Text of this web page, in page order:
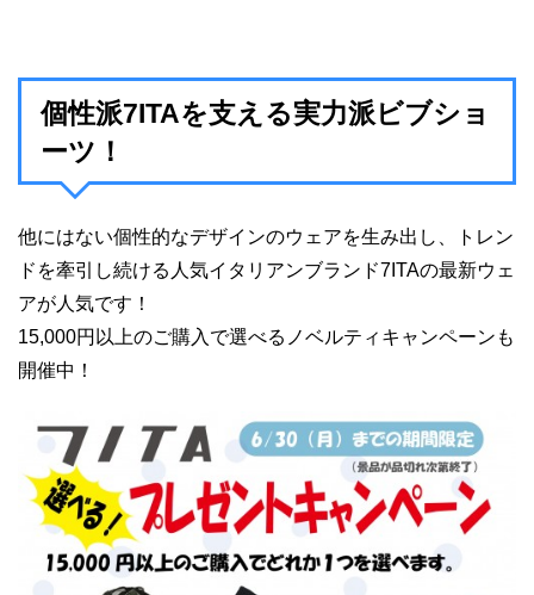
個性派7ITAを支える実力派ビブショ
ーツ！
他にはない個性的なデザインのウェアを生み出し、トレン
ドを牽引し続ける人気イタリアンブランド7ITAの最新ウェ
アが人気です！
15,000円以上のご購入で選べるノベルティキャンペーンも
開催中！